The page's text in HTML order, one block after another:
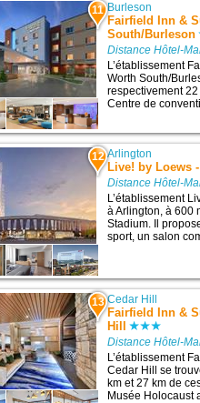
11 Burleson
Fairfield Inn &
South/Burleson
Distance Hôtel-
L’établissement
Worth South/
respectivement
Centre de
12 Arlington
Live! by Loews
Distance Hôtel-
L’établissement
à Arlington, à 600
Stadium. Il
sport, un salon
13 Cedar Hill
Fairfield Inn &
Hill
Distance Hôtel-
L’établissement
Cedar Hill se
km et 27 km de
Musée Holocaust